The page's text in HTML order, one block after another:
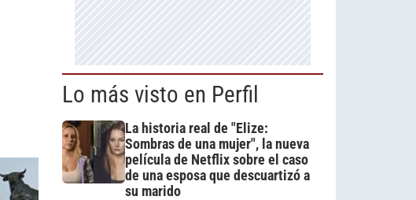
Lo más visto en Perfil
La historia real de "Elize:
Sombras de una mujer", la nueva
película de Netflix sobre el caso
de una esposa que descuartizó a
su marido